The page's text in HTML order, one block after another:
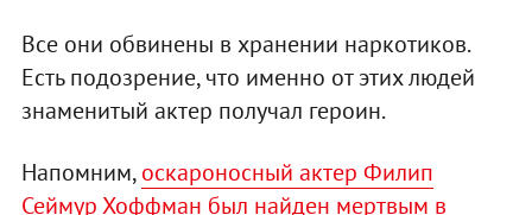
Все они обвинены в хранении наркотиков.
Есть подозрение, что именно от этих людей
знаменитый актер получал героин.
Напомним,оскароносный актер Филип
Сеймур Хоффман был найден мертвым в